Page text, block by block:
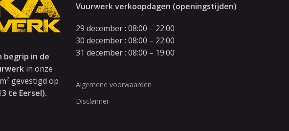
begrip in de
in onze
gevestigd op
te Eersel).
Vuurwerk verkoopdagen (openingstijden)
29 december : 08:00 – 22:00
30 december : 08:00 – 22:00
31 december : 08:00 – 19:00
Algemene voorwaarden
Disclaimer